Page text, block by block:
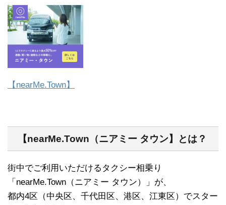
【nearMe.Town】
【nearMe.Town（ニアミー タウン】とは？
街中でご利用いただけるタクシー相乗り
「nearMe.Town（ニアミー タウン）」が、
都内4区（中央区、千代田区、港区、江東区）でスター